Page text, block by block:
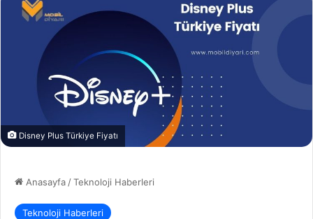
Disney Plus Türkiye Fiyatı
Anasayfa /Teknoloji Haberleri
Teknoloji Haberleri